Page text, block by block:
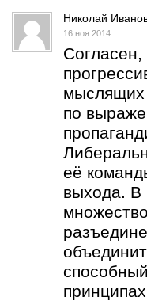
Николай
16 ноя 2014
мыслящих
по
её
выхода. В